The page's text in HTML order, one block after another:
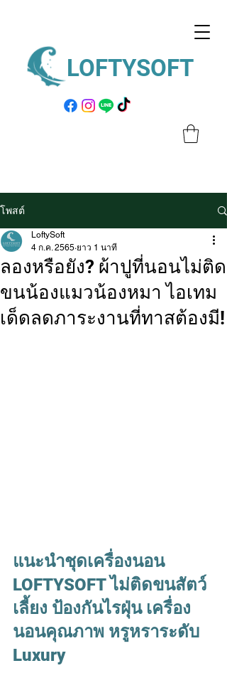
LOFTYSOFT
โพสต์
ลองหรือยัง? ผ้าปูที่นอนไม่ติด
ขนน้องแมวน้องหมา ไอเทม
เด็ดลดภาระงานที่ทาสต้องมี!
LoftySoft
4 ก.ค. 2565 ยาว 1 นาที
แนะนำชุดเครื่องนอน
LOFTYSOFT ไม่ติดขนสัตว์
เลี้ยง ป้องกันไรฝุ่น เครื่อง
นอนคุณภาพ หรูหราระดับ
Luxury